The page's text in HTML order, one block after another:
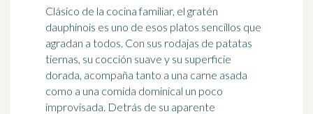
Clásico de la cocina familiar, el gratén
dauphinois es uno de esos platos sencillos que
agradan a todos. Con sus rodajas de patatas
tiernas, su cocción suave y su superficie
dorada, acompaña tanto a una carne asada
como a una comida dominical un poco
improvisada. Detrás de su aparente